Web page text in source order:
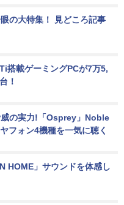
の大特集！ 見どころ記事
搭載ゲーミングPCが7万5,
！
の実力!「Osprey」Noble
フォン4機種を一気に聴く
HOME」サウンドを体感し